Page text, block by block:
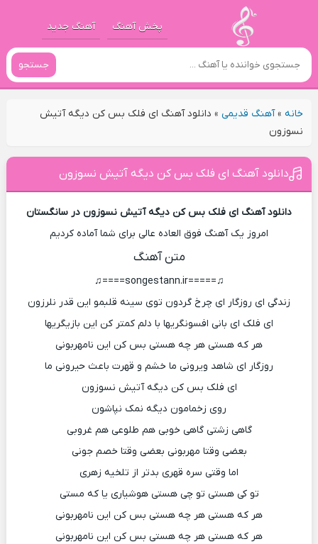
پخش آهنگ آهنگ جدید
جستجو
خانه»آهنگ قدیمی» دانلود آهنگ ای فلک بس کن دیگه آتیش
نسوزون
دانلود آهنگ ای فلک بس کن دیگه آتیش نسوزون
دانلود آهنگ ای فلک بس کن دیگه آتیش نسوزون در سانگستان
امروز یک آهنگ فوق العاده عالی برای شما آماده کردیم
متن آهنگ
♫=====songestann.ir====♫
زندگی ای روزگار ای چرخ گردون توی سینه قلبمو این قدر نلرزون
ای فلک ای بانی افسونگریها با دلم کمتر کن این بازیگریها
هر که هستی هر چه هستی بس کن این نامهربونی
روزگار ای شاهد ویرونی ما خشم و قهرت باعث حیرونی ما
ای فلک بس کن دیگه آتیش نسوزون
روی زخمامون دیگه نمک نپاشون
گاهی زشتی گاهی خوبی هم طلوعی هم غروبی
بعضی وقتا مهربونی بعضی وقتا خصم جونی
اما وقتی سره قهری بدتر از تلخیه زهری
تو کی هستی تو چی هستی هوشیاری یا که مستی
هر که هستی هر چه هستی بس کن این نامهربونی
هر که هستی هر چه هستی بس کن این نامهربونی